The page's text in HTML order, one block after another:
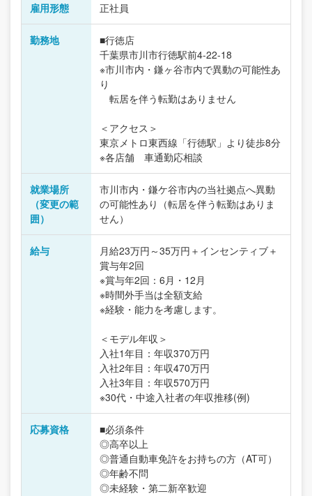
雇用形態 正社員
勤務地
■行徳店
千葉県市川市行徳駅前4-22-18
※市川市内・鎌ヶ谷市内で異動の可能性あ
り
転居を伴う転勤はありません
＜アクセス＞
東京メトロ東西線「行徳駅」より徒歩8分
※各店舗 車通勤応相談
就業場所
（変更の範
囲）
市川市内・鎌ケ谷市内の当社拠点へ異動
の可能性あり（転居を伴う転勤はありま
せん）
給与
月給23万円～35万円＋インセンティブ＋
賞与年2回
※賞与年2回：6月・12月
※時間外手当は全額支給
※経験・能力を考慮します。
＜モデル年収＞
入社1年目：年収370万円
入社2年目：年収470万円
入社3年目：年収570万円
※30代・中途入社者の年収推移(例)
応募資格
■必須条件
◎高卒以上
◎普通自動車免許をお持ちの方（AT可）
◎年齢不問
◎未経験・第二新卒歓迎